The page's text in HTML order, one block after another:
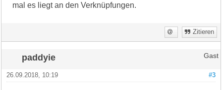
mal es liegt an den Verknüpfungen.
Zitieren
paddyie Gast
#3
26.09.2018, 10:19